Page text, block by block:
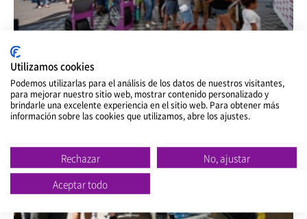
Cerca
Utilizamos cookies
Podemos utilizarlas para el análisis de los datos de nuestros visitantes,
para mejorar nuestro sitio web, mostrar contenido personalizado y
brindarle una excelente experiencia en el sitio web. Para obtener más
información sobre las cookies que utilizamos, abre los ajustes.
Rechazar
No, ajustar
Aceptar todo